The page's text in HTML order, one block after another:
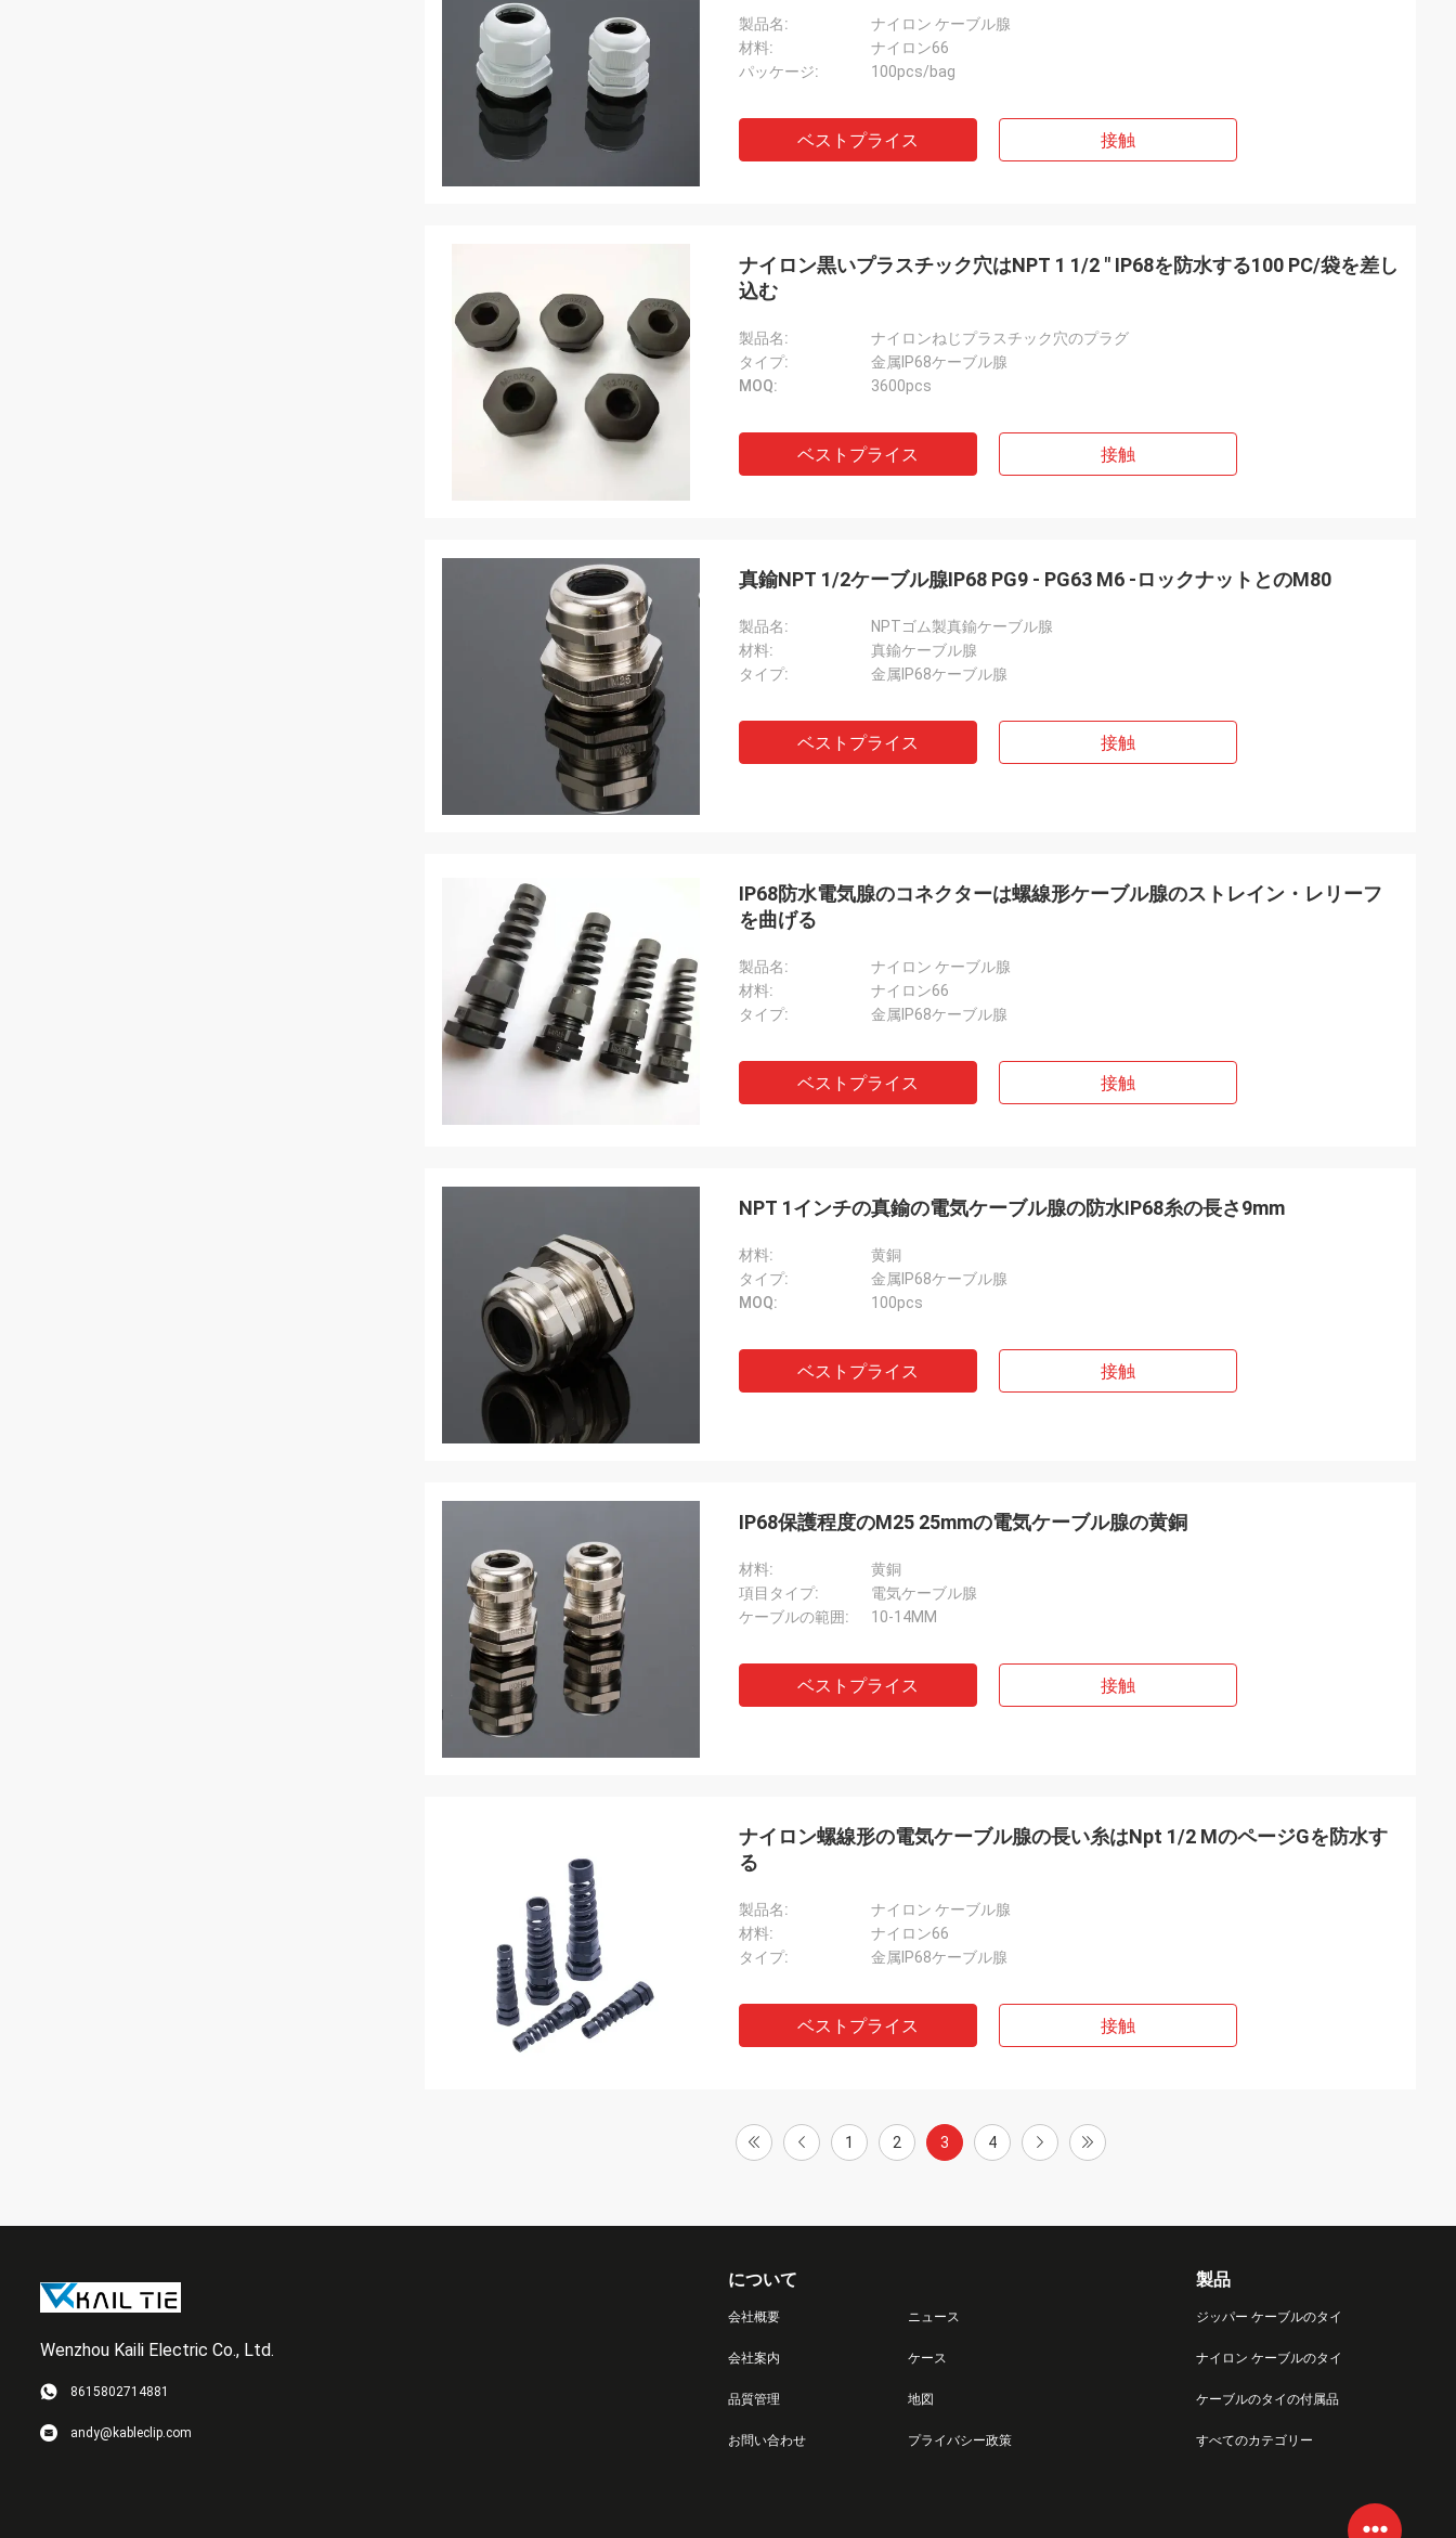
製品名:
ナイロン ケーブル腺
材料:
ナイロン66
パッケージ:
100pcs/bag
ベストプライス 接触
ナイロン黒いプラスチック穴はNPT 1 1/2 " IP68を防水する100 PC/袋を差し
込む
製品名:
ナイロンねじプラスチック穴のプラグ
タイプ:
金属IP68ケーブル腺
MOQ:
3600pcs
ベストプライス 接触
真鍮NPT 1/2ケーブル腺IP68 PG9 - PG63 M6 -ロックナットとのM80
製品名:
NPTゴム製真鍮ケーブル腺
材料:
真鍮ケーブル腺
タイプ:
金属IP68ケーブル腺
ベストプライス 接触
IP68防水電気腺のコネクターは螺線形ケーブル腺のストレイン・レリーフ
を曲げる
製品名:
ナイロン ケーブル腺
材料:
ナイロン66
タイプ:
金属IP68ケーブル腺
ベストプライス 接触
NPT 1インチの真鍮の電気ケーブル腺の防水IP68糸の長さ9mm
材料:
黄銅
タイプ:
金属IP68ケーブル腺
MOQ:
100pcs
ベストプライス 接触
IP68保護程度のM25 25mmの電気ケーブル腺の黄銅
材料:
黄銅
項目タイプ:
電気ケーブル腺
ケーブルの範囲:
10-14MM
ベストプライス 接触
ナイロン螺線形の電気ケーブル腺の長い糸はNpt 1/2 MのページGを防水す
る
製品名:
ナイロン ケーブル腺
材料:
ナイロン66
タイプ:
金属IP68ケーブル腺
ベストプライス 接触
1 2 3 4
Wenzhou Kaili Electric Co., Ltd.
8615802714881
andy@kableclip.com
について
会社概要
会社案内
品質管理
お問い合わせ
ニュース
ケース
地図
プライバシー政策
製品
ジッパー ケーブルのタイ
ナイロン ケーブルのタイ
ケーブルのタイの付属品
すべてのカテゴリー